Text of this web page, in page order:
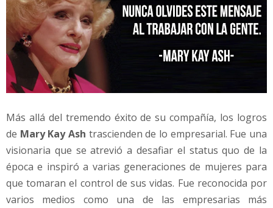
Más allá del tremendo éxito de su compañía, los logros
de Mary Kay Ash trascienden de lo empresarial. Fue una
visionaria que se atrevió a desafiar el status quo de la
época e inspiró a varias generaciones de mujeres para
que tomaran el control de sus vidas. Fue reconocida por
varios medios como una de las empresarias más